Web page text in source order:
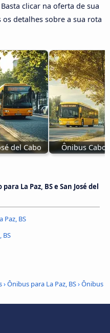
Basta clicar na oferta de sua
detalhes sobre a sua rota
del Cabo Ônibus Cabo
La Paz, BS e San José del
Paz, BS
BS
›Ônibus para La Paz, BS›Ônibus